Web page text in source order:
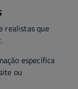
realistas que
específica
ou